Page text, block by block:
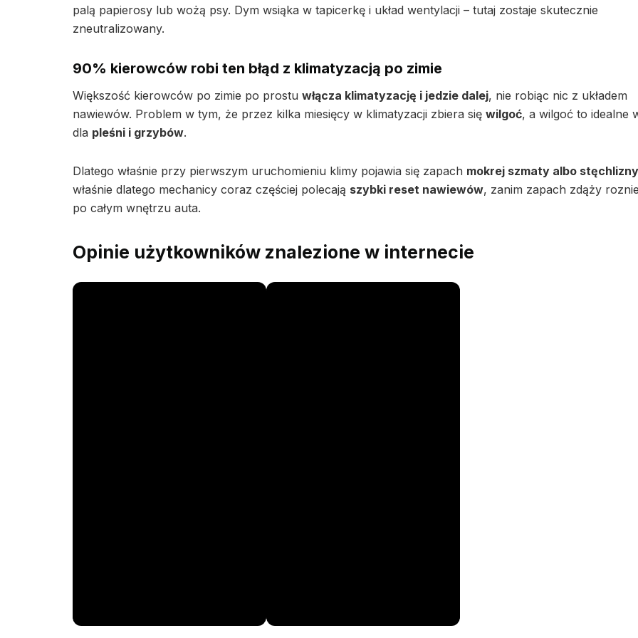
palą papierosy lub wożą psy. Dym wsiąka w tapicerkę i układ wentylacji – tutaj zostaje skutecznie
zneutralizowany.
90% kierowców robi ten błąd z klimatyzacją po zimie
Większość kierowców po zimie po prostu włącza klimatyzację i jedzie dalej, nie robiąc nic z układem
nawiewów. Problem w tym, że przez kilka miesięcy w klimatyzacji zbiera się wilgoć, a wilgoć to idealne
dla pleśni i grzybów.
Dlatego właśnie przy pierwszym uruchomieniu klimy pojawia się zapach mokrej szmaty albo stęchlizny
właśnie dlatego mechanicy coraz częściej polecają szybki reset nawiewów, zanim zapach zdąży
po całym wnętrzu auta.
Opinie użytkowników znalezione w internecie